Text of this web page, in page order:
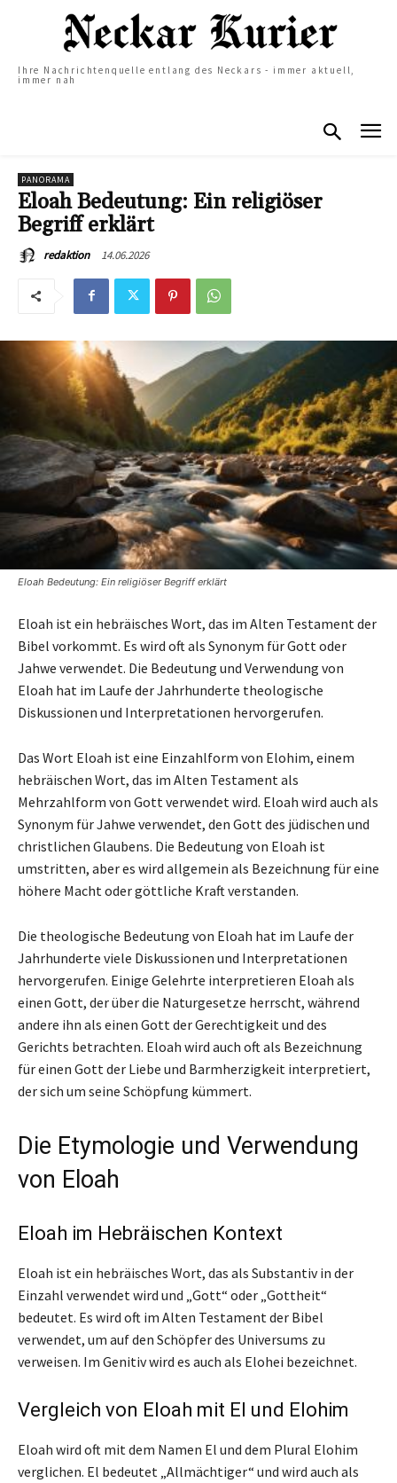
Ihre Nachrichtenquelle entlang des Neckars - immer aktuell,
immer nah
PANORAMA
Eloah Bedeutung: Ein religiöser
Begriff erklärt
redaktion 14.06.2026
Eloah Bedeutung: Ein religiöser Begriff erklärt
Eloah ist ein hebräisches Wort, das im Alten Testament der
Bibel vorkommt. Es wird oft als Synonym für Gott oder
Jahwe verwendet. Die Bedeutung und Verwendung von
Eloah hat im Laufe der Jahrhunderte theologische
Diskussionen und Interpretationen hervorgerufen.
Das Wort Eloah ist eine Einzahlform von Elohim, einem
hebräischen Wort, das im Alten Testament als
Mehrzahlform von Gott verwendet wird. Eloah wird auch als
Synonym für Jahwe verwendet, den Gott des jüdischen und
christlichen Glaubens. Die Bedeutung von Eloah ist
umstritten, aber es wird allgemein als Bezeichnung für eine
höhere Macht oder göttliche Kraft verstanden.
Die theologische Bedeutung von Eloah hat im Laufe der
Jahrhunderte viele Diskussionen und Interpretationen
hervorgerufen. Einige Gelehrte interpretieren Eloah als
einen Gott, der über die Naturgesetze herrscht, während
andere ihn als einen Gott der Gerechtigkeit und des
Gerichts betrachten. Eloah wird auch oft als Bezeichnung
für einen Gott der Liebe und Barmherzigkeit interpretiert,
der sich um seine Schöpfung kümmert.
Die Etymologie und Verwendung
von Eloah
Eloah im Hebräischen Kontext
Eloah ist ein hebräisches Wort, das als Substantiv in der
Einzahl verwendet wird und „Gott“ oder „Gottheit“
bedeutet. Es wird oft im Alten Testament der Bibel
verwendet, um auf den Schöpfer des Universums zu
verweisen. Im Genitiv wird es auch als Elohei bezeichnet.
Vergleich von Eloah mit El und Elohim
Eloah wird oft mit dem Namen El und dem Plural Elohim
verglichen. El bedeutet „Allmächtiger“ und wird auch als